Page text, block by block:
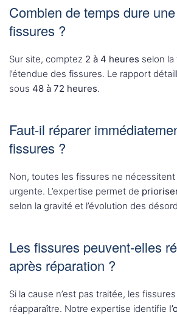
Combien de temps dure
fissures ?
Sur site, comptez 2 à 4 heures selon
l’étendue des fissures. Le rapport
sous 48 à 72 heures.
Faut-il réparer
fissures ?
Non, toutes les fissures ne
urgente. L’expertise permet de
selon la gravité et l’évolution des
Les fissures peuvent-elles
après réparation ?
Si la cause n’est pas traitée, les
réapparaître. Notre expertise identifie